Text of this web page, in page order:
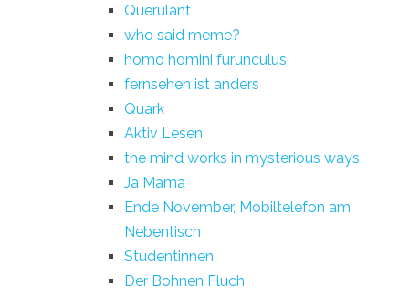
Querulant
who said meme?
homo homini furunculus
fernsehen ist anders
Quark
Aktiv Lesen
the mind works in mysterious ways
Ja Mama
Ende November, Mobiltelefon am
Nebentisch
Studentinnen
Der Bohnen Fluch